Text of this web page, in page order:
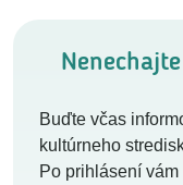
Buďte včas
kultúrneho
Po prihlásení